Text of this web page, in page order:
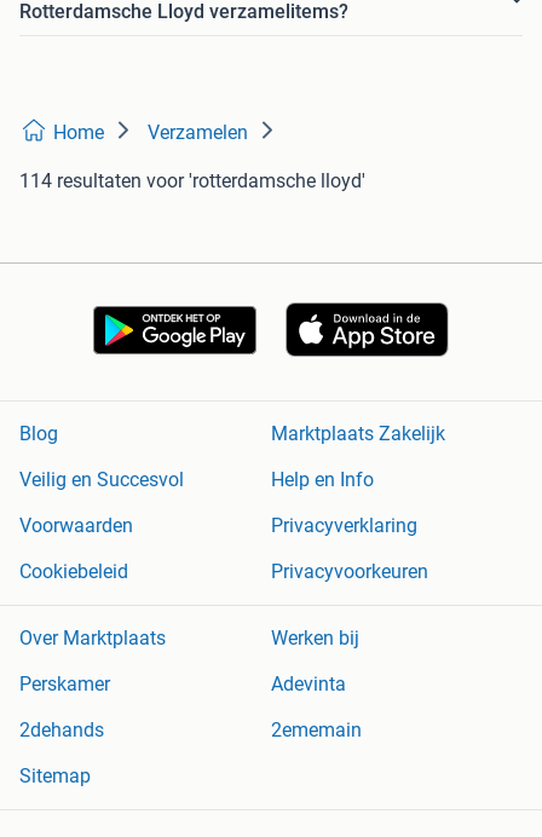
Rotterdamsche Lloyd verzamelitems?
Home Verzamelen
114 resultaten voor 'rotterdamsche lloyd'
Blog
Marktplaats Zakelijk
Veilig en Succesvol
Help en Info
Voorwaarden
Privacyverklaring
Cookiebeleid
Privacyvoorkeuren
Over Marktplaats
Werken bij
Perskamer
Adevinta
2dehands
2ememain
Sitemap